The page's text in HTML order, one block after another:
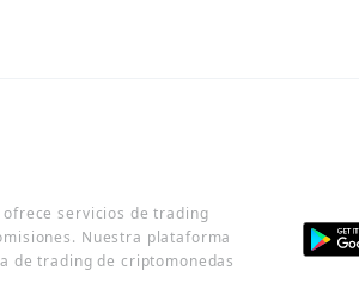
servicios de trading
Nuestra plataforma
de trading de criptomonedas